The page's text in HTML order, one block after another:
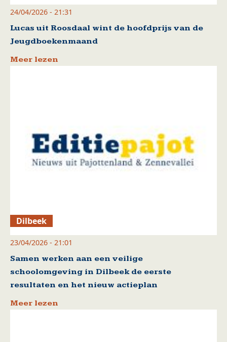
24/04/2026 - 21:31
Lucas uit Roosdaal wint de hoofdprijs van de
Jeugdboekenmaand
Meer lezen
Dilbeek
23/04/2026 - 21:01
Samen werken aan een veilige
schoolomgeving in Dilbeek de eerste
resultaten en het nieuw actieplan
Meer lezen